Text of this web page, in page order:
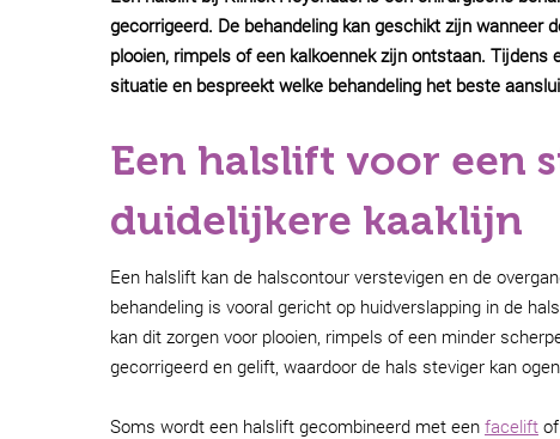
gecorrigeerd. De behandeling kan geschikt zijn wanneer
plooien, rimpels of een kalkoennek zijn ontstaan.
situatie en bespreekt welke behandeling het beste
Een halslift voor een
duidelijkere kaaklijn
Een halslift kan de halscontour verstevigen en de
behandeling is vooral gericht op huidverslapping in de
kan dit zorgen voor plooien, rimpels of een minder
gecorrigeerd en gelift, waardoor de hals steviger kan
Soms wordt een halslift gecombineerd met een facelift